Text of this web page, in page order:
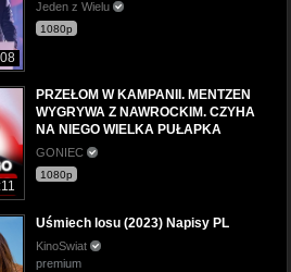
Jeden z Wielu
1080p
PRZEŁOM W KAMPANII. MENTZEN
WYGRYWA Z NAWROCKIM. CZYHA
NA NIEGO WIELKA PUŁAPKA
GONIEC
1080p
Uśmiech losu (2023) Napisy PL
KinoSwiat
premium